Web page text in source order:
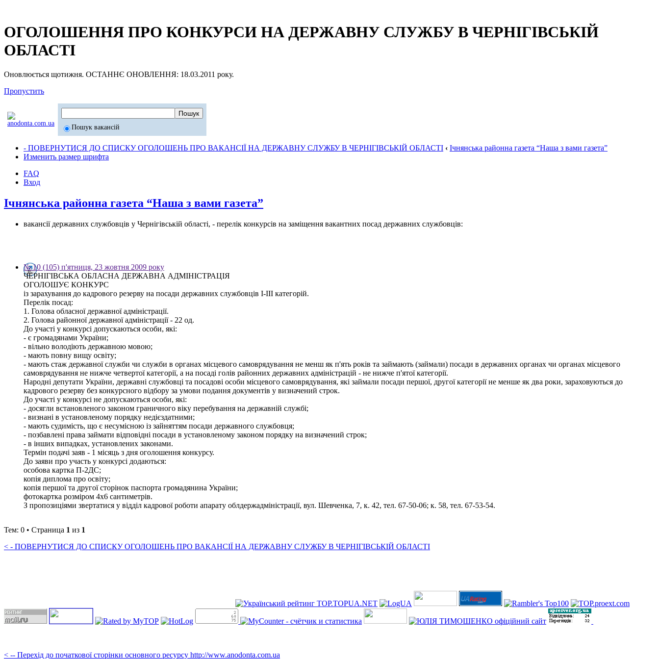
ОГОЛОШЕННЯ ПРО КОНКУРСИ НА ДЕРЖАВНУ СЛУЖБУ В ЧЕРНІГІВСЬКІЙ
ОБЛАСТІ
Оновлюється щотижня. ОСТАННЄ ОНОВЛЕННЯ: 18.03.2011 року.
Пропустить
Пошук вакансій
- ПОВЕРНУТИСЯ ДО СПИСКУ ОГОЛОШЕНЬ ПРО ВАКАНСІЇ НА ДЕРЖАВНУ СЛУЖБУ В ЧЕРНІГІВСЬКІЙ ОБЛАСТІ ‹ Ічнянська районна газета “Наша з вами газета”
Изменить размер шрифта
FAQ
Вход
Ічнянська районна газета “Наша з вами газета”
вакансії державних службовців у Чернігівській області, - перелік конкурсів на заміщення вакантних посад державних службовців:
№ 10 (105) п'ятниця, 23 жовтня 2009 року
ЧЕРНІГІВСЬКА ОБЛАСНА ДЕРЖАВНА АДМІНІСТРАЦІЯ
ОГОЛОШУЄ КОНКУРС
із зарахування до кадрового резерву на посади державних службовців І-ІІІ категорій.
Перелік посад:
1. Голова обласної державної адміністрації.
2. Голова районної державної адміністрації - 22 од.
До участі у конкурсі допускаються особи, які:
- є громадянами України;
- вільно володіють державною мовою;
- мають повну вищу освіту;
- мають стаж державної служби чи служби в органах місцевого самоврядування не менш як п'ять років та займають (займали) посади в державних органах чи органах місцевого
самоврядування не нижче четвертої категорії, а на посаді голів районних державних адміністрацій - не нижче п'ятої категорії.
Народні депутати України, державні службовці та посадові особи місцевого самоврядування, які займали посади першої, другої категорії не менше як два роки, зараховуються до
кадрового резерву без конкурсного відбору за умови подання документів у визначений строк.
До участі у конкурсі не допускаються особи, які:
- досягли встановленого законом граничного віку перебування на державній службі;
- визнані в установленому порядку недієздатними;
- мають судимість, що є несумісною із зайняттям посади державного службовця;
- позбавлені права займати відповідні посади в установленому законом порядку на визначений строк;
- в інших випадках, установлених законами.
Термін подачі заяв - 1 місяць з дня оголошення конкурсу.
До заяви про участь у конкурсі додаються:
особова картка П-2ДС;
копія диплома про освіту;
копія першої та другої сторінок паспорта громадянина України;
фотокартка розміром 4х6 сантиметрів.
З пропозиціями звертатися у відділ кадрової роботи апарату облдержадміністрації, вул. Шевченка, 7, к. 42, тел. 67-50-06; к. 58, тел. 67-53-54.
Тем: 0 • Страница 1 из 1
< - ПОВЕРНУТИСЯ ДО СПИСКУ ОГОЛОШЕНЬ ПРО ВАКАНСІЇ НА ДЕРЖАВНУ СЛУЖБУ В ЧЕРНІГІВСЬКІЙ ОБЛАСТІ
< -- Перехід до початкової сторінки основного ресурсу http://www.anodonta.com.ua